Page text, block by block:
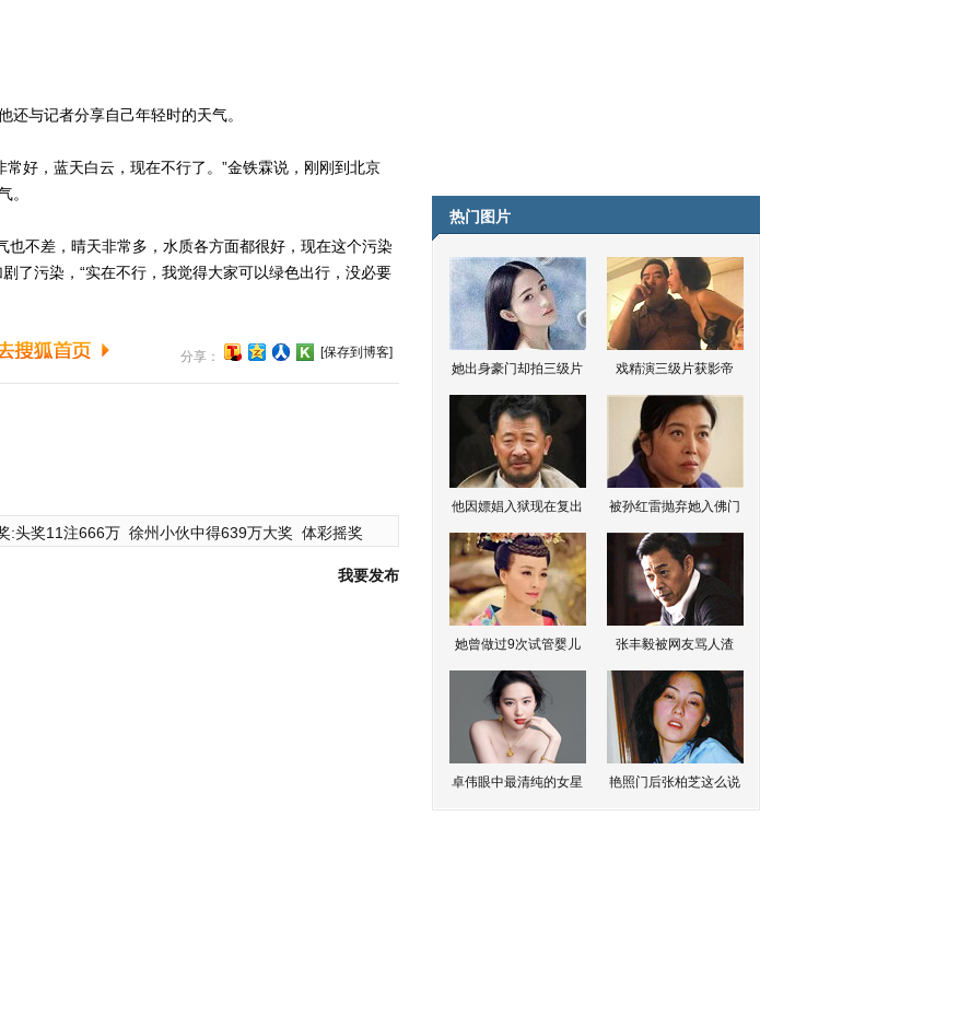
与记者分享自己年轻时的天气。
好，蓝天白云，现在不行了。”金铁霖说，刚刚到北京
。
不差，晴天非常多，水质各方面都很好，现在这个污染
了污染，“实在不行，我觉得大家可以绿色出行，没必要
分享： [保存到博客]
:头奖11注666万 徐州小伙中得639万大奖 体彩摇奖
我要发布
热门图片
她出身豪门却拍三级片 戏精演三级片获影帝
他因嫖娼入狱现在复出 被孙红雷抛弃她入佛门
她曾做过9次试管婴儿 张丰毅被网友骂人渣
卓伟眼中最清纯的女星 艳照门后张柏芝这么说